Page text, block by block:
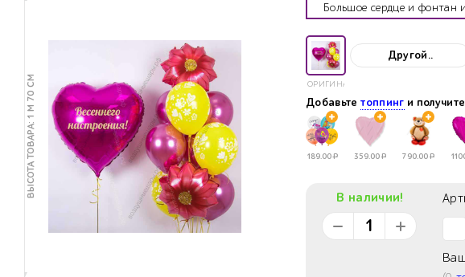
ВЫСОТА ТОВАРА: 1 М 70 СМ
Большое сердце и фонтан
ОРИГИНАЛ
Другой..
Добавьтетоппинг и
189.00Р 359.00Р 790.00Р
В наличии!